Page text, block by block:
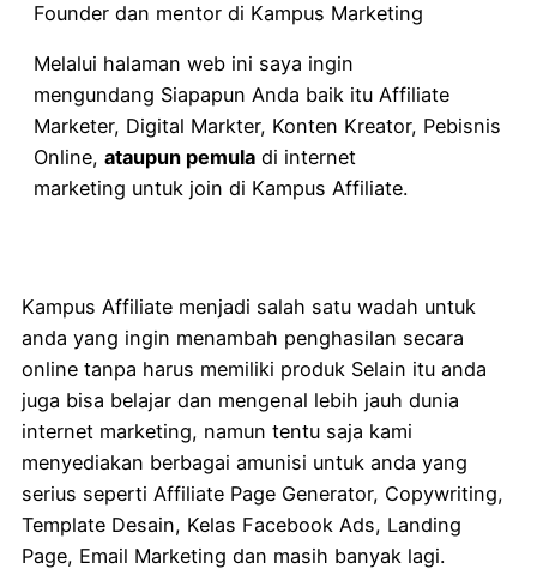
Founder dan mentor di Kampus Marketing
Melalui halaman web ini saya ingin
mengundang Siapapun Anda baik itu Affiliate
Marketer, Digital Markter, Konten Kreator, Pebisnis
Online, ataupun pemula di internet
marketing untuk join di Kampus Affiliate.
Kampus Affiliate menjadi salah satu wadah untuk
anda yang ingin menambah penghasilan secara
online tanpa harus memiliki produk Selain itu anda
juga bisa belajar dan mengenal lebih jauh dunia
internet marketing, namun tentu saja kami
menyediakan berbagai amunisi untuk anda yang
serius seperti Affiliate Page Generator, Copywriting,
Template Desain, Kelas Facebook Ads, Landing
Page, Email Marketing dan masih banyak lagi.